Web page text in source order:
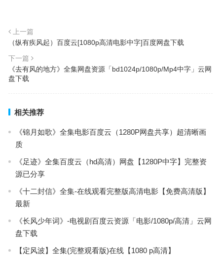
上一篇
（纵有疾风起）百度云[1080p高清电影中字]百度网盘下载
下一篇
《去有风的地方》全集网盘资源「bd1024p/1080p/Mp4中字」云网
盘下载
相关推荐
《锦月如歌》全集电影百度云（1280P网盘共享）超清晰画
质
《足迹》全集百度云（hd高清）网盘【1280P中字】完整资
源已分享
《十二封信》全集-在线观看完整版高清电影【免费高清版】
最新
《长风少年词》-电视剧百度云资源「电影/1080p/高清」云网
盘下载
【定风波】全集(完整观看版)在线【1080 p高清】